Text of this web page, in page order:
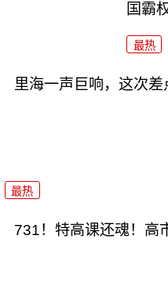
国霸
最热
里海一声巨响，这次差
最热
731！特高课还魂！高